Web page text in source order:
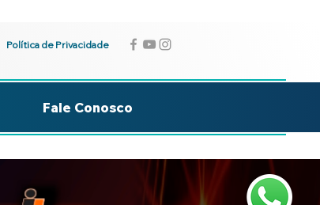
Política de Privacidade
Fale Conosco